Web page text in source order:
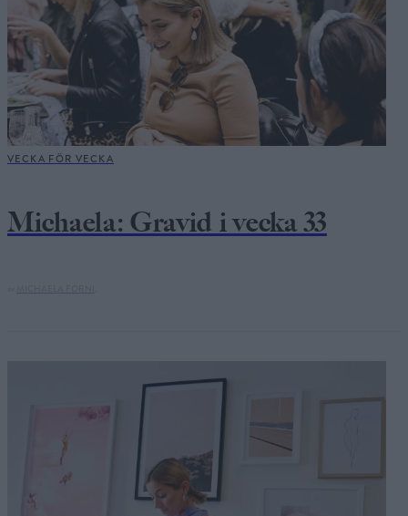
VECKA FÖR VECKA
Michaela: Gravid i vecka 33